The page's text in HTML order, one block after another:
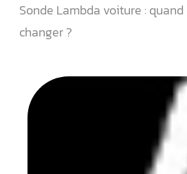
Sonde Lambda voiture :
changer ?